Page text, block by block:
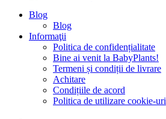
Blog
Blog
Informaţii
Politica de confidențialitate
Bine ai venit la BabyPlants!
Termeni și condiții de livrare
Achitare
Condițiile de acord
Politica de utilizare cookie-uri